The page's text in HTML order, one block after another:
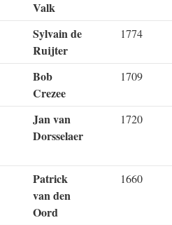
Valk
Sylvain de
Ruijter
1774
Bob
Crezee
1709
Jan van
Dorsselaer
1720
Patrick
van den
Oord
1660